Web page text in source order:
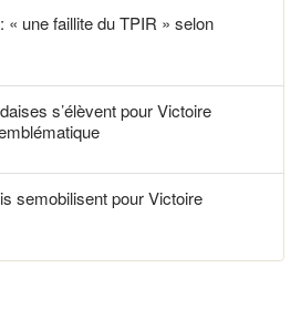
« une faillite du TPIR » selon
s’élèvent pour Victoire
semobilisent pour Victoire